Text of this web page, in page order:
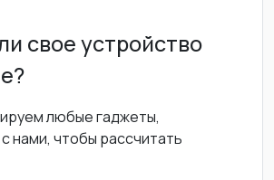
свое устройство
любые гаджеты,
нами, чтобы рассчитать